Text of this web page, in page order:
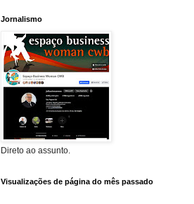
Jornalismo
Direto ao assunto.
Visualizações de página do mês passado